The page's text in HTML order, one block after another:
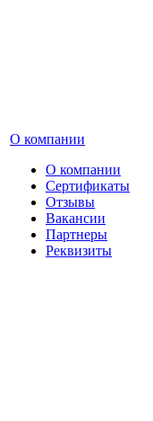
О компании
О компании
Сертификаты
Отзывы
Вакансии
Партнеры
Реквизиты